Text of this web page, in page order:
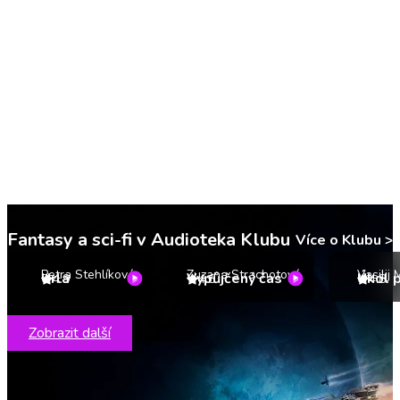
Fantasy a sci-fi v Audioteka Klubu Více o Klubu >
Urla
Petra Stehlíková
4.9 Vypůjčený čas
Zuzana Strachotová
4.6 Úkol
Vasilij
4.8
Zobrazit další